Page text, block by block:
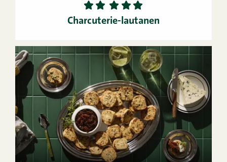
1 2 3 4
5
Charcuterie-lautanen